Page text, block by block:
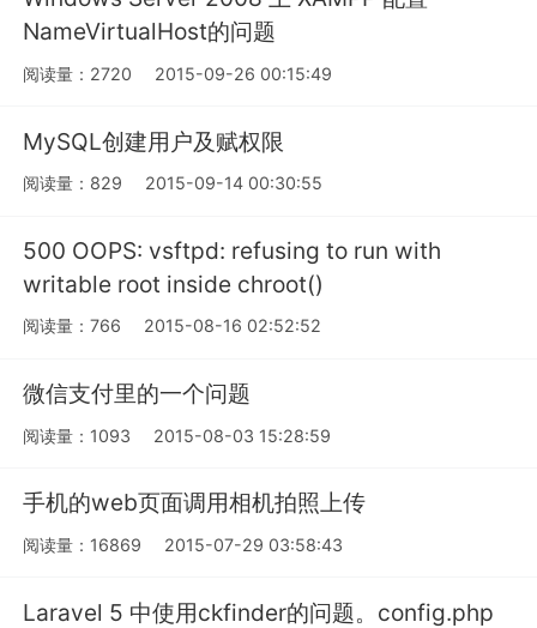
NameVirtualHost的问题
阅读量：2720 2015-09-26 00:15:49
MySQL创建用户及赋权限
阅读量：829 2015-09-14 00:30:55
500 OOPS: vsftpd: refusing to run with
writable root inside chroot()
阅读量：766 2015-08-16 02:52:52
微信支付里的一个问题
阅读量：1093 2015-08-03 15:28:59
手机的web页面调用相机拍照上传
阅读量：16869 2015-07-29 03:58:43
Laravel 5 中使用ckfinder的问题。config.php